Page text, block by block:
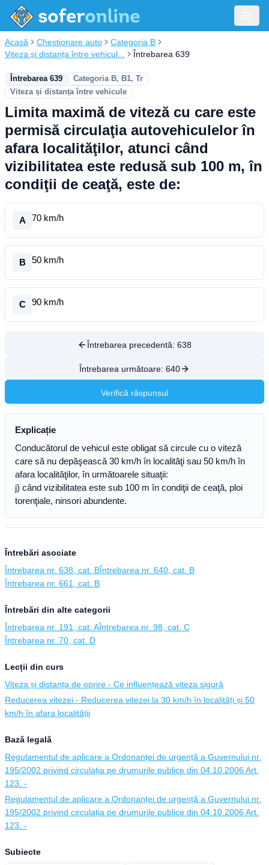
Acasă Chestionare auto
Categoria B
Viteza și distanța între vehicul...
Întrebarea 639
Întrebarea 639
Categoria B, B1, Tr
Viteza și distanța între vehicule
Limita maximă de viteză cu care este
permisă circulaţia autovehiculelor în
afara localităţilor, atunci când
vizibilitatea este redusă sub 100 m, în
condiţii de ceaţă, este de:
A 70 km/h
B 50 km/h
C 90 km/h
Întrebarea precedentă: 638
Întrebarea următoare: 640
Verifică răspunsul
Explicație
Conducătorul de vehicul este obligat să circule cu o viteză
care să nu depăşească 30 km/h în localităţi sau 50 km/h în
afara localităţilor, în următoarele situaţii:
j) când vizibilitatea este sub 100 m în condiţii de ceaţă, ploi
torenţiale, ninsori abundente.
Întrebări asociate
Întrebarea nr. 638, cat. BÎntrebarea nr. 640, cat. B
Întrebarea nr. 661, cat. B
Întrebări din alte categorii
Întrebarea nr. 191, cat. AÎntrebarea nr. 98, cat. C
Întrebarea nr. 70, cat. D
Lecții din curs
Viteza și distanța de oprire - Ce influențează viteza sigură
Reducerea vitezei - Reducerea vitezei la 30 km/h în localități și 50
km/h în afara localității
Bază legală
Regulamentul de aplicare a Ordonanței de urgență a Guvernului nr.
195/2002 privind circulația pe drumurile publice din 04.10.2006 Art.
123. -
Regulamentul de aplicare a Ordonanței de urgență a Guvernului nr.
195/2002 privind circulația pe drumurile publice din 04.10.2006 Art.
123. -
Subiecte